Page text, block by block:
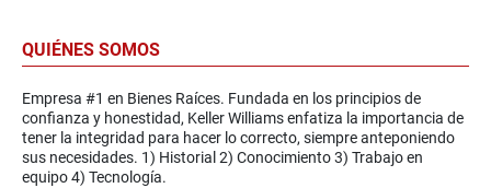
QUIÉNES SOMOS
Empresa #1 en Bienes Raíces. Fundada en los principios de
confianza y honestidad, Keller Williams enfatiza la importancia de
tener la integridad para hacer lo correcto, siempre anteponiendo
sus necesidades. 1) Historial 2) Conocimiento 3) Trabajo en
equipo 4) Tecnología.